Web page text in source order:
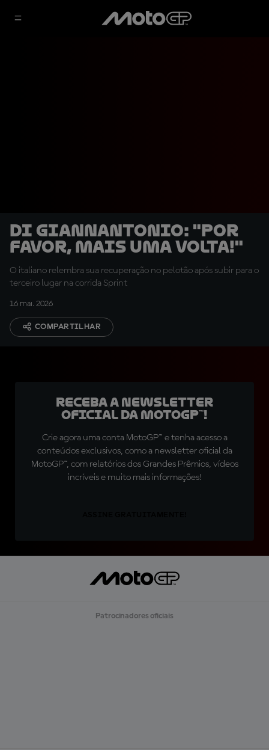
Di Giannantonio: "Por
favor, mais uma volta!"
O italiano relembra sua recuperação no pelotão após subir para o
terceiro lugar na corrida Sprint
16 mai. 2026
COMPARTILHAR
Receba a newsletter
oficial da MotoGP™!
Crie agora uma conta MotoGP™ e tenha acesso a
conteúdos exclusivos, como a newsletter oficial da
MotoGP™, com relatórios dos Grandes Prêmios, vídeos
incríveis e muito mais informações!
Patrocinadores oficiais